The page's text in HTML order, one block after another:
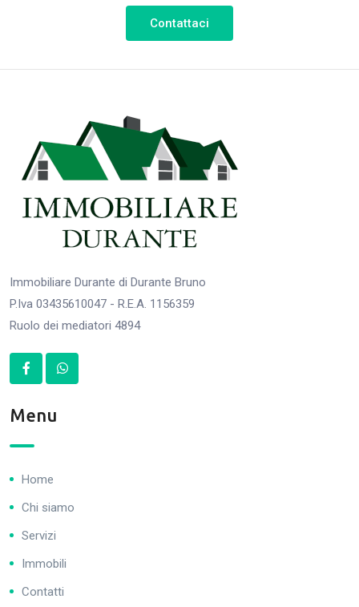
Contattaci
Immobiliare Durante di Durante Bruno
P.Iva 03435610047 - R.E.A. 1156359
Ruolo dei mediatori 4894
Menu
Home
Chi siamo
Servizi
Immobili
Contatti